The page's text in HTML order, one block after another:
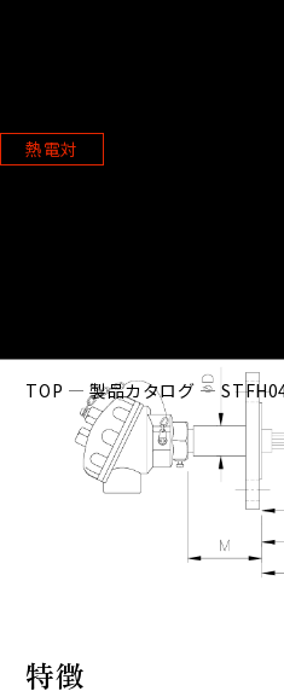
熱電対
TOP 製品カタログ
特徴